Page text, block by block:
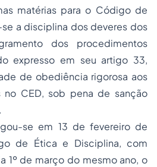
matérias para o Código de
a disciplina dos deveres dos
dos procedimentos
expresso em seu artigo 33,
de obediência rigorosa aos
no CED, sob pena de sanção
se em 13 de fevereiro de
de Ética e Disciplina, com
1º de março do mesmo ano, o